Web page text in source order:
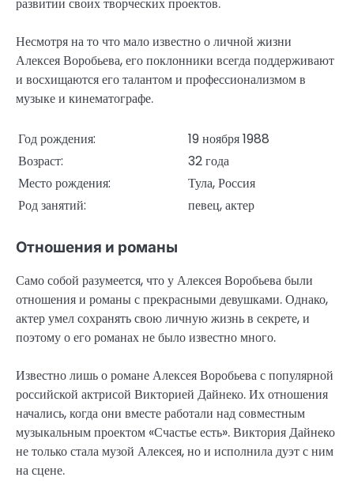
Несмотря на то что мало известно о личной жизни
Алексея Воробьева, его поклонники всегда поддерживают
и восхищаются его талантом и профессионализмом в
музыке и кинематографе.
Год рождения:
19 ноября 1988
Возраст:
32 года
Место рождения:
Тула, Россия
Род занятий:
певец, актер
Отношения и романы
Само собой разумеется, что у Алексея Воробьева были
отношения и романы с прекрасными девушками. Однако,
актер умел сохранять свою личную жизнь в секрете, и
поэтому о его романах не было известно много.
Известно лишь о романе Алексея Воробьева с популярной
российской актрисой Викторией Дайнеко. Их отношения
начались, когда они вместе работали над совместным
музыкальным проектом «Счастье есть». Виктория Дайнеко
не только стала музой Алексея, но и исполнила дуэт с ним
на сцене.